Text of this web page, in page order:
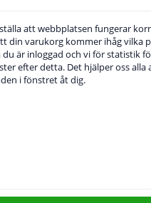
Ställ
TILLVERKARE
att webbplatsen fungerar
din varukorg kommer ihåg vilka
är inloggad och vi för statistik
efter detta. Det hjälper oss alla
i fönstret åt dig.